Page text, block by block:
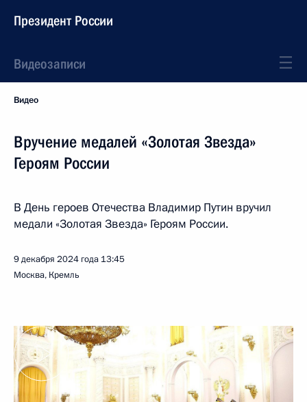
Президент России
Видеозаписи
Видео
Вручение медалей «Золотая Звезда»
Героям России
В День героев Отечества Владимир Путин вручил
медали «Золотая Звезда» Героям России.
9 декабря 2024 года 13:45
Москва, Кремль